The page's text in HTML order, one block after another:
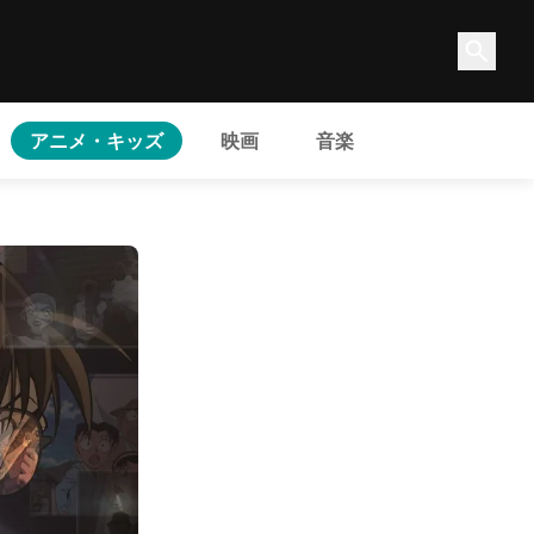
アニメ・キッズ 映画 音楽